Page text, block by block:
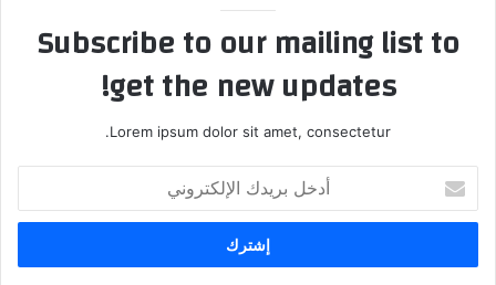
Subscribe to our mailing list to
get the new updates!
Lorem ipsum dolor sit amet, consectetur.
بريدك
الإلكتروني